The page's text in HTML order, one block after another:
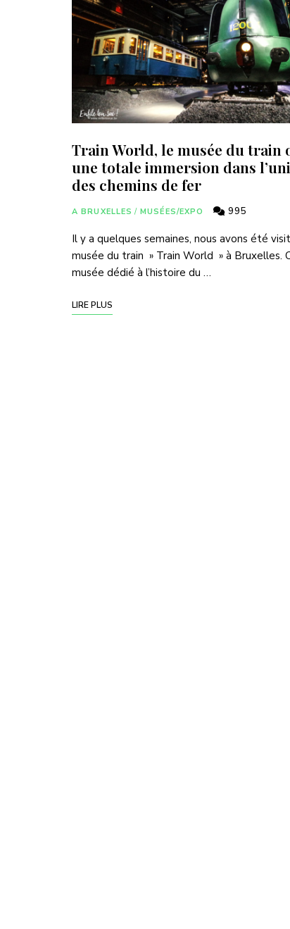
Train World, le musée du train
une totale immersion dans
des chemins de fer
A BRUXELLES / MUSÉES/EXPO 995
Il y a quelques semaines, nous avons été
musée du train » Train World » à Bruxelles.
musée dédié à l’histoire du …
LIRE PLUS